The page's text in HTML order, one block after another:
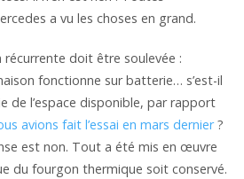
a vu les choses en grand.
doit être soulevée :
fonctionne sur batterie… s’est-il
de l’espace disponible, par rapport
avions fait l’essai en mars dernier?
est non. Tout a été mis en œuvre
du fourgon thermique soit conservé.